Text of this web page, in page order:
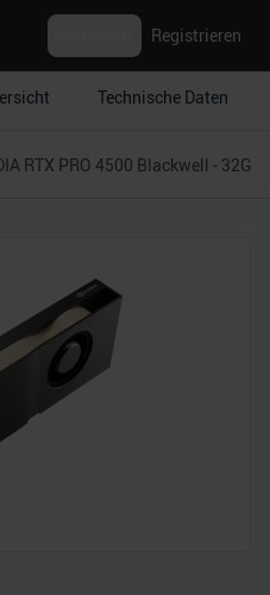
Registrieren
Technische Daten
RTX PRO 4500 Blackwell - 32GB